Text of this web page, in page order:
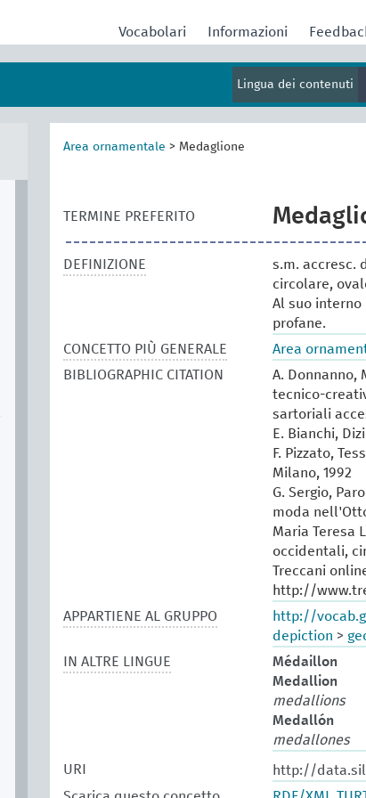
Vocabolari Informazioni
Lingua dei contenuti
Area ornamentale > Medaglione
TERMINE PREFERITO
DEFINIZIONE
s.m. accresc.
circolare,
Al suo
profane.
CONCETTO PIÙ GENERALE
Area
BIBLIOGRAPHIC CITATION
A. Donnanno,
tecnico-
sartoriali
E. Bianchi,
F. Pizzato,
Milano, 1992
G. Sergio,
moda
Maria Teresa
occidentali,
Treccani
http://
APPARTIENE AL GRUPPO
http://
depiction >
IN ALTRE LINGUE
Médaillon
Medallion
medallions
Medallón
medallones
URI
http://